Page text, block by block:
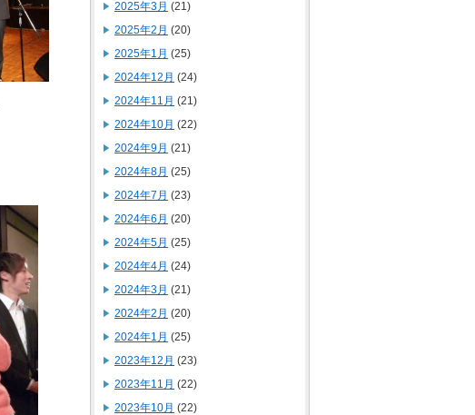
2025年3月 (21)
2025年2月 (20)
2025年1月 (25)
2024年12月 (24)
2024年11月 (21)
2024年10月 (22)
2024年9月 (21)
2024年8月 (25)
2024年7月 (23)
2024年6月 (20)
2024年5月 (25)
2024年4月 (24)
2024年3月 (21)
2024年2月 (20)
2024年1月 (25)
2023年12月 (23)
2023年11月 (22)
2023年10月 (22)